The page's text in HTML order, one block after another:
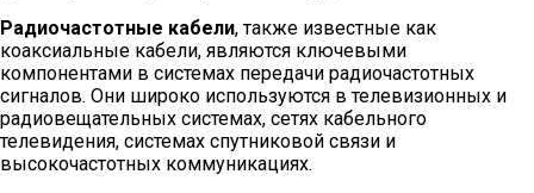
Радиочастотные кабели, также известные как
коаксиальные кабели, являются ключевыми
компонентами в системах передачи радиочастотных
сигналов. Они широко используются в телевизионных и
радиовещательных системах, сетях кабельного
телевидения, системах спутниковой связи и
высокочастотных коммуникациях.